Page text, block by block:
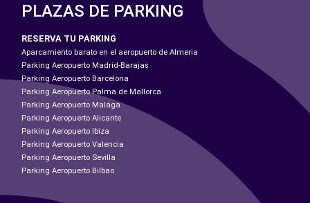
PLAZAS DE PARKING
RESERVA TU PARKING
Aparcamiento barato en el aeropuerto de Almeria
Parking Aeropuerto Madrid-Barajas
Parking Aeropuerto Barcelona
Parking Aeropuerto Palma de Mallorca
Parking Aeropuerto Malaga
Parking Aeropuerto Alicante
Parking Aeropuerto Ibiza
Parking Aeropuerto Valencia
Parking Aeropuerto Sevilla
Parking Aeropuerto Bilbao